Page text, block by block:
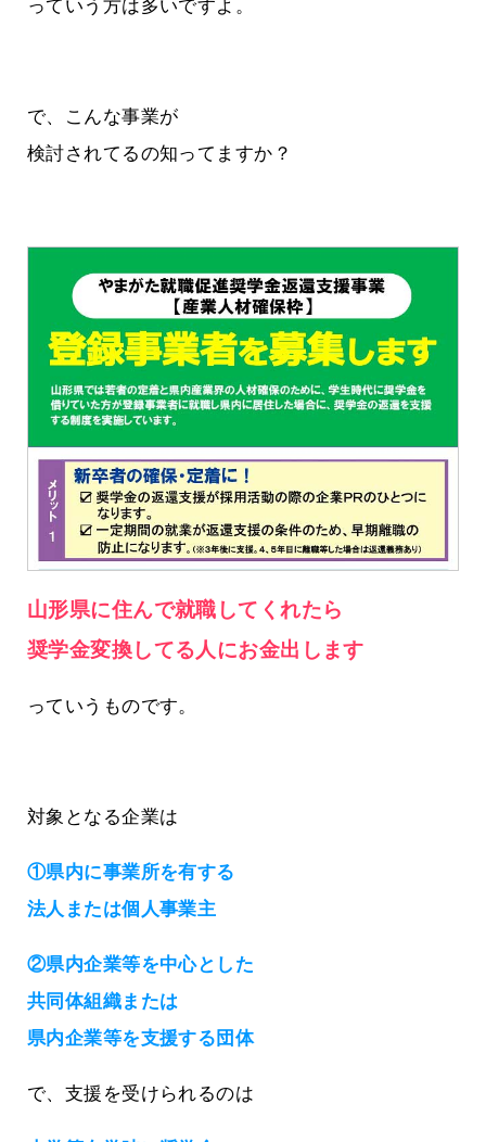
っていう方は多いですよ。
で、こんな事業が
検討されてるの知ってますか？
山形県に住んで就職してくれたら
奨学金変換してる人にお金出します
っていうものです。
対象となる企業は
①県内に事業所を有する
法人または個人事業主
②県内企業等を中心とした
共同体組織または
県内企業等を支援する団体
で、支援を受けられるのは